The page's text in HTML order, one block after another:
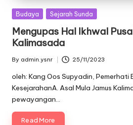
Posted
Budaya Sejarah Sunda
Mengupas Hal Ikhwal
Kalimasada
Posted
by
By admin.ysnr 25/11/2023
oleh: Kang Oos Supyadin, Pemerhati
KesejarahanA. Asal Mula Jamus
pewayangan…
Read More